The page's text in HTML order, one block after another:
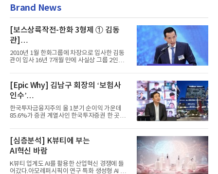
Brand News
[보스상륙작전-한화 3형제 ① 김동
관]
입사 16년 만에 수석부회장 … 경영승
계 ‘초읽기’
2010년 1월 한화그룹에 차장으로 입사한 김동
관이 입사 16년 7개월 만에 사실상 그룹 2인자
[Epic Why] 김남구 회장의 ‘보험사
인수’
발걸음이 신중해진 배경은?
한국투자금융지주의 올 1분기 순이익 가운데
85.6%가 증권 계열사인 한국투자증권 한 곳에
[심층분석] K뷰티에 부는
AI혁신 바람
K뷰티 업계도 AI를 활용한 산업혁신 경쟁에 들
어갔다.아모레퍼시픽이 연구 특화 생성형 AI 플